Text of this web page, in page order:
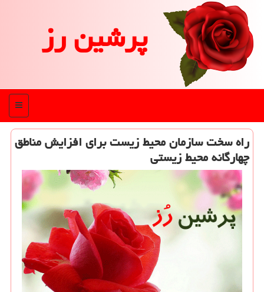
پرشین رز
منو
راه سخت سازمان محیط زیست برای افزایش مناطق
چهارگانه محیط زیستی